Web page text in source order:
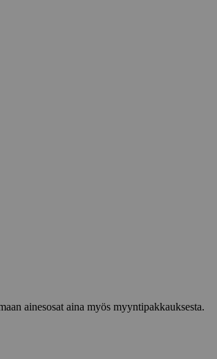
ainesosat aina myös myyntipakkauksesta.